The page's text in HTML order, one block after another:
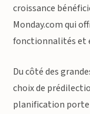
croissance
Monday.com qui
fonctionnalités et
Du côté des
choix de
planification porte